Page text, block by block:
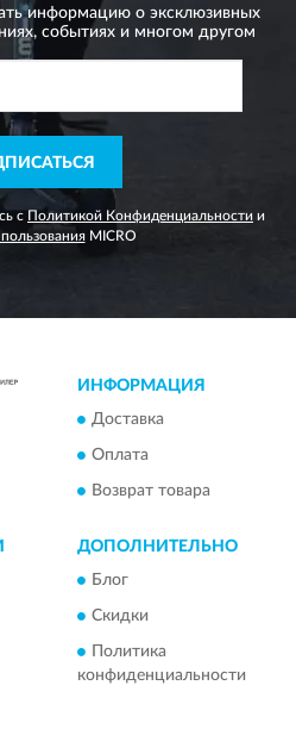
информацию о эксклюзивных
событиях и многом другом
с Политикой Конфиденциальности и
MICRO
ИНФОРМАЦИЯ
Доставка
Оплата
Возврат товара
ДОПОЛНИТЕЛЬНО
Блог
Скидки
Политика
конфиденциальности